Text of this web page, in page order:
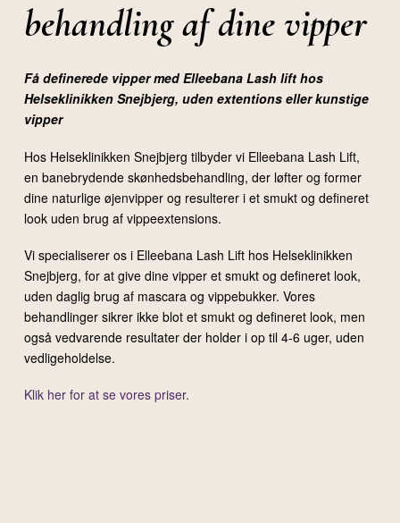
behandling af dine vipper
Få definerede vipper med Elleebana Lash lift hos
Helseklinikken Snejbjerg, uden extentions eller kunstige
vipper
Hos Helseklinikken Snejbjerg tilbyder vi Elleebana Lash Lift,
en banebrydende skønhedsbehandling, der løfter og former
dine naturlige øjenvipper og resulterer i et smukt og defineret
look uden brug af vippeextensions.
Vi specialiserer os i Elleebana Lash Lift hos Helseklinikken
Snejbjerg, for at give dine vipper et smukt og defineret look,
uden daglig brug af mascara og vippebukker. Vores
behandlinger sikrer ikke blot et smukt og defineret look, men
også vedvarende resultater der holder i op til 4-6 uger, uden
vedligeholdelse.
Klik her for at se vores priser.